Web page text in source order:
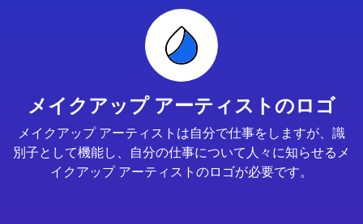
メイクアップ アーティストのロゴ
メイクアップ アーティストは自分で仕事をしますが、識
別子として機能し、自分の仕事について人々に知らせるメ
イクアップ アーティストのロゴが必要です。